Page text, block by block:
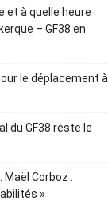
et à quelle heure
– GF38 en
le déplacement à
du GF38 reste le
Maël Corboz :
»